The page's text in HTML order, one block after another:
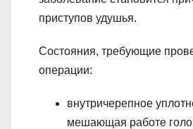
приступов удушья.
Состояния, требующие
операции:
внутричерепное
мешающая работе